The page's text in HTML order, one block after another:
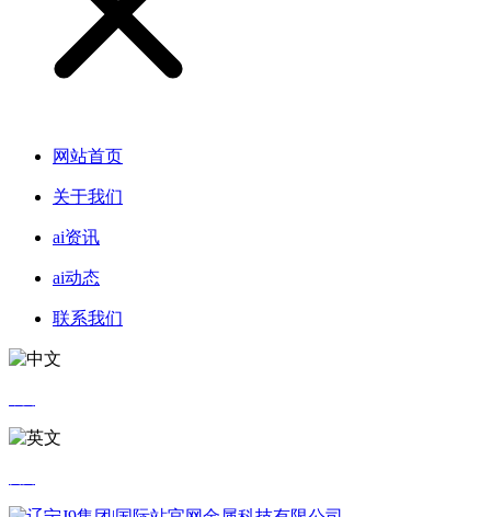
网站首页
关于我们
ai资讯
ai动态
联系我们